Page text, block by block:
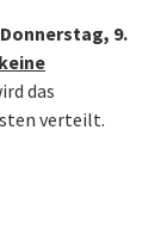
Donnerstag, 9.
keine
das
verteilt.